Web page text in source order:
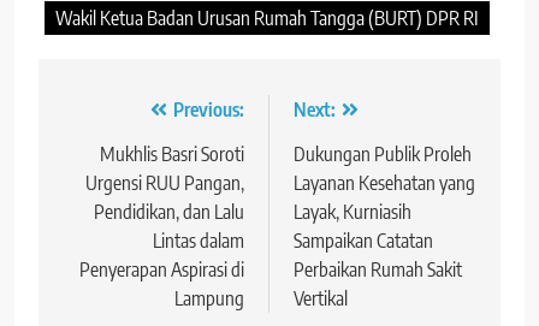
Wakil Ketua Badan Urusan Rumah Tangga (BURT) DPR RI
Navigasi
pos
Previous:
Mukhlis Basri Soroti
Urgensi RUU Pangan,
Pendidikan, dan Lalu
Lintas dalam
Penyerapan Aspirasi di
Lampung
Next:
Dukungan Publik Proleh
Layanan Kesehatan yang
Layak, Kurniasih
Sampaikan Catatan
Perbaikan Rumah Sakit
Vertikal